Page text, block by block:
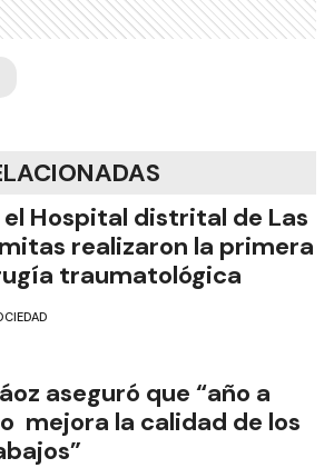
el Hospital distrital de Las
realizaron la primera
traumatológica
aseguró que “año a
mejora la calidad de los